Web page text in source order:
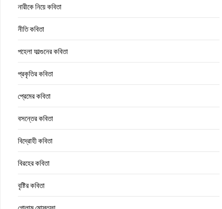
নারীকে নিয়ে কবিতা
নীতি কবিতা
পহেলা ফাল্গুনের কবিতা
প্রকৃতির কবিতা
প্রেমের কবিতা
বসন্তের কবিতা
বিদ্রোহী কবিতা
বিরহের কবিতা
বৃষ্টির কবিতা